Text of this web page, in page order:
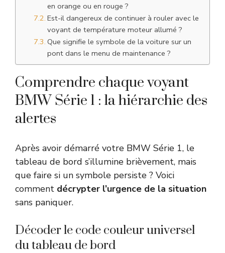
en orange ou en rouge ?
Est-il dangereux de continuer à rouler avec le
voyant de température moteur allumé ?
Que signifie le symbole de la voiture sur un
pont dans le menu de maintenance ?
Comprendre chaque voyant
BMW Série 1 : la hiérarchie des
alertes
Après avoir démarré votre BMW Série 1, le
tableau de bord s’illumine brièvement, mais
que faire si un symbole persiste ? Voici
comment décrypter l’urgence de la situation
sans paniquer.
Décoder le code couleur universel
du tableau de bord